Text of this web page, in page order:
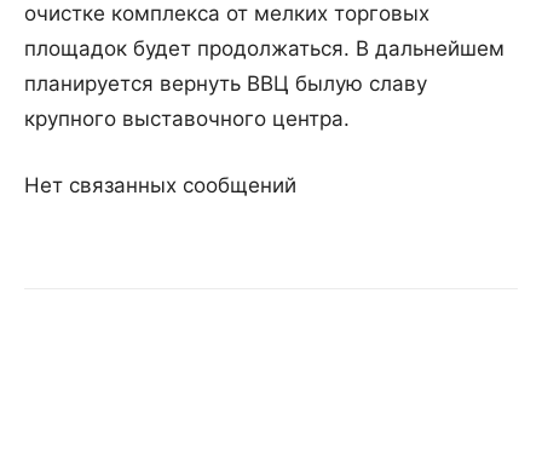
очистке комплекса от мелких торговых
площадок будет продолжаться. В дальнейшем
планируется вернуть ВВЦ былую славу
крупного выставочного центра.
Нет связанных сообщений